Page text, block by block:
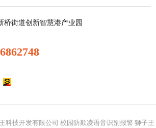
桥街道创新智慧港产业园
科技开发有限公司 校园防欺凌语音识别报警 狮子王